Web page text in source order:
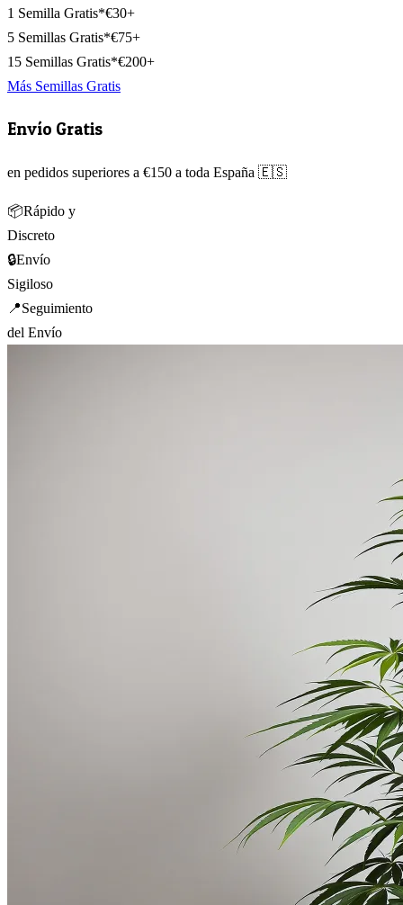
1 Semilla Gratis*€30+
5 Semillas Gratis*€75+
15 Semillas Gratis*€200+
Más Semillas Gratis
Envío Gratis
en pedidos superiores a €150 a toda España 🇪🇸
📦Rápido y
Discreto
🔒Envío
Sigiloso
📍Seguimiento
del Envío